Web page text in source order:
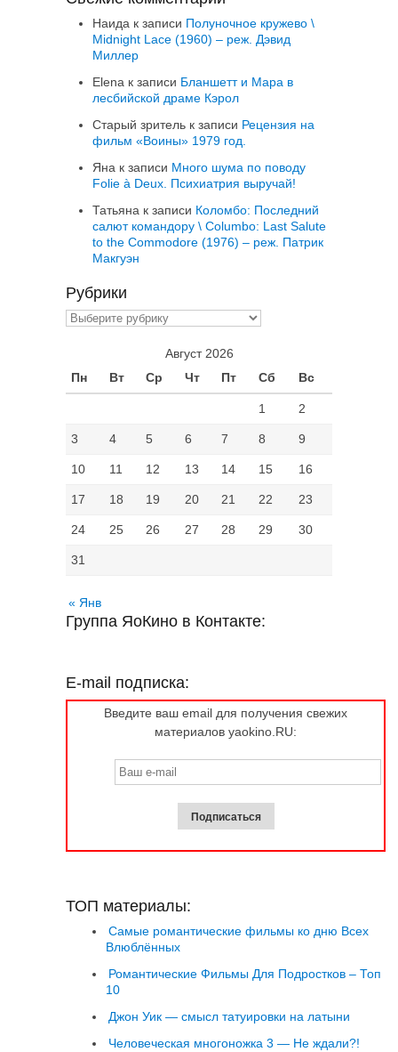
Наида к записи Полуночное кружево \
Midnight Lace (1960) – реж. Дэвид
Миллер
Elena к записи Бланшетт и Мара в
лесбийской драме Кэрол
Старый зритель к записи Рецензия на
фильм «Воины» 1979 год.
Яна к записи Много шума по поводу
Folie à Deux. Психиатрия выручай!
Татьяна к записи Коломбо: Последний
салют командору \ Columbo: Last Salute
to the Commodore (1976) – реж. Патрик
Макгуэн
Рубрики
Рубрики
Август 2026
Пн
Вт Ср Чт Пт Сб Вс
1 2
3 4 5 6 7 8 9
10 11 12 13 14 15 16
17 18 19 20 21 22 23
24 25 26 27 28 29 30
31
« Янв
Группа ЯоКино в Контакте:
E-mail подписка:
Введите ваш email для получения свежих
материалов yaokino.RU:
ТОП материалы:
Самые романтические фильмы ко дню Всех
Влюблённых
Романтические Фильмы Для Подростков – Топ
10
Джон Уик — смысл татуировки на латыни
Человеческая многоножка 3 — Не ждали?!